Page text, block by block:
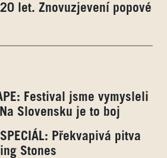
let. Znovuzjevení popové
Festival jsme vymysleli
Slovensku je to boj
SPECIÁL: Překvapivá pitva
Stones